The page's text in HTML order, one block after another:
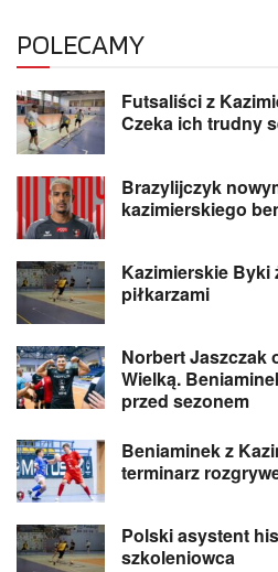
POLECAMY
Futsaliści z
Czeka ich trudny
Brazylijczyk
kazimierskiego
Kazimierskie Byki
piłkarzami
Norbert Jaszczak
Wielką.
przed sezonem
Beniaminek z
terminarz
Polski asystent
szkoleniowca